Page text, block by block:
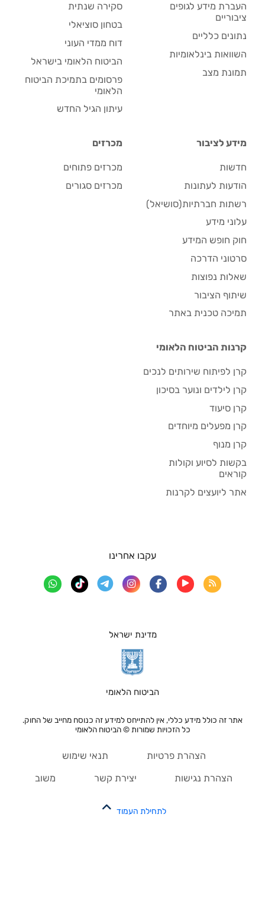
העברת מידע לגופים
ציבוריים
נתונים כלליים
השוואות בינלאומיות
תמונת מצב
סקירה שנתית
בטחון סוציאלי
דוח ממדי העוני
הביטוח הלאומי בישראל
פרסומים בתמיכת הביטוח
הלאומי
עיתון הגיל החדש
מידע לציבור
חדשות
הודעות לעתונות
רשתות חברתיות(סושיאל)
עלוני מידע
חוק חופש המידע
סרטוני הדרכה
שאלות נפוצות
שיתוף הציבור
תמיכה טכנית באתר
מכרזים
מכרזים פתוחים
מכרזים סגורים
קרנות הביטוח הלאומי
קרן לפיתוח שירותים לנכים
קרן לילדים ונוער בסיכון
קרן סיעוד
קרן מפעלים מיוחדים
קרן מנוף
בקשות לסיוע וקולות
קוראים
אתר ליועצים לקרנות
מדינת ישראל
הביטוח הלאומי
אתר זה כולל מידע כללי, אין להתייחס למידע זה כנוסח מחייב של החוק.
כל הזכויות שמורות © הביטוח הלאומי
עקבו אחרינו
הצהרת פרטיות תנאי שימוש
הצהרת נגישות יצירת קשר משוב
לתחילת העמוד